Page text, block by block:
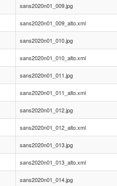
sans2020n01_009.jpg
sans2020n01_009_alto.xml
sans2020n01_010.jpg
sans2020n01_010_alto.xml
sans2020n01_011.jpg
sans2020n01_011_alto.xml
sans2020n01_012.jpg
sans2020n01_012_alto.xml
sans2020n01_013.jpg
sans2020n01_013_alto.xml
sans2020n01_014.jpg